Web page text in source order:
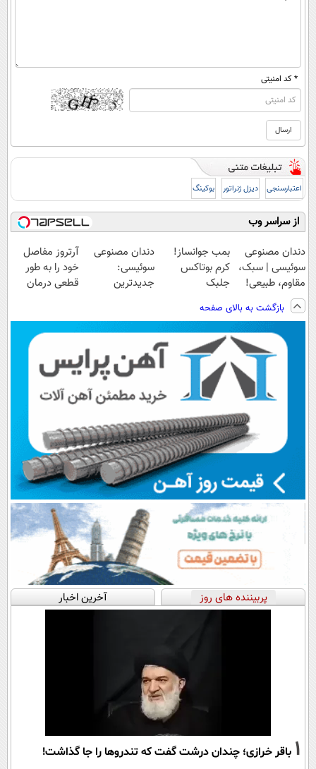
* کد امنیتی
اعتبارسنجی دیزل ژنراتور بوکینگ
از سراسر وب
دندان مصنوعی
سوئیسی | سبک،
مقاوم، طبیعی!
ویزیت
رایگان+پرداخت
اقساطی😍
بمب جوانساز!
کرم بوتاکس
جلبک
دندان مصنوعی
سوئیسی:
جدیدترین
پرداخت قسطی
آرتروز مفاصل
خود را به طور
قطعی درمان
بازگشت به بالای صفحه
پربیننده های روز آخرین اخبار
1 باقر خرازی؛ چندان درشت گفت که تندروها را جا گذاشت!